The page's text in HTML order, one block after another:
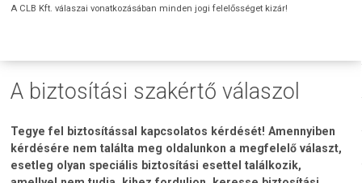
A CLB Kft. válaszai vonatkozásában minden jogi felelősséget kizár!
A biztosítási szakértő válaszol
Tegye fel biztosítással kapcsolatos kérdését! Amennyiben
kérdésére nem találta meg oldalunkon a megfelelő választ,
esetleg olyan speciális biztosítási esettel találkozik,